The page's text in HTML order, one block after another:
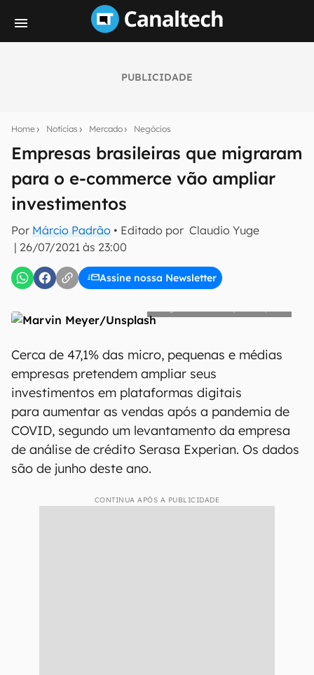
PUBLICIDADE
Home Notícias Mercado Negócios
Empresas brasileiras que migraram
para o e-commerce vão ampliar
investimentos
Por Márcio Padrão • Editado por Claudio Yuge
| 26/07/2021 às 23:00
Assine nossa Newsletter
notícias e reviews sobre tecnologia em primeira
E-mail
inscreva-se
Confirmo que li, aceito e concordo com os Termos de
Uso e Política de Privacidade do Canaltech.
Cerca de 47,1% das micro, pequenas e médias
empresas pretendem ampliar seus
investimentos em plataformas digitais
para aumentar as vendas após a pandemia de
COVID, segundo um levantamento da empresa
de análise de crédito Serasa Experian. Os dados
são de junho deste ano.
CONTINUA APÓS A PUBLICIDADE